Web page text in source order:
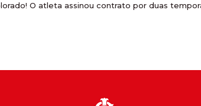
O atleta assinou contrato por duas